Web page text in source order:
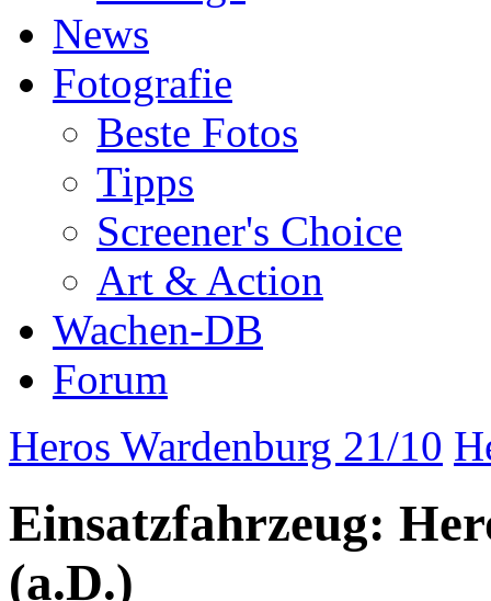
News
Fotografie
Beste Fotos
Tipps
Screener's Choice
Art & Action
Wachen-DB
Forum
Heros Wardenburg 21/10
Einsatzfahrzeug:
(a.D.)